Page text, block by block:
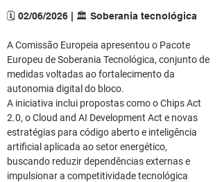
🗓️ 02/06/2026 | 🏛️ Soberania tecnológica
A Comissão Europeia apresentou o Pacote
Europeu de Soberania Tecnológica, conjunto de
medidas voltadas ao fortalecimento da
autonomia digital do bloco.
A iniciativa inclui propostas como o Chips Act
2.0, o Cloud and AI Development Act e novas
estratégias para código aberto e inteligência
artificial aplicada ao setor energético,
buscando reduzir dependências externas e
impulsionar a competitividade tecnológica